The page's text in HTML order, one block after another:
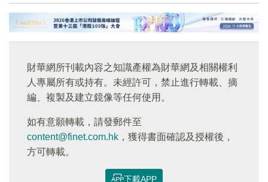
財華網所刊載內容之知識產權為財華網及相關權利
人專屬所有或持有。未經許可，禁止進行轉載、摘
編、複製及建立鏡像等任何使用。
如有意願轉載，請發郵件至
content@finet.com.hk ，獲得書面確認及授權後，
方可轉載。
下載APP